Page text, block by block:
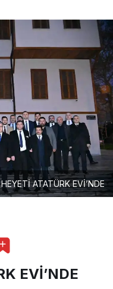
ATATÜRK EVİ’NDE
EVİ’NDE